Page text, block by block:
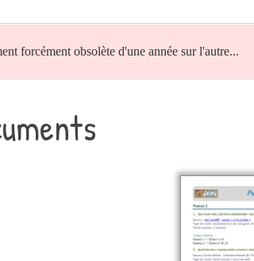
forcément obsolète d'une année sur l'autre...